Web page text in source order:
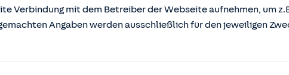
Verbindung mit dem Betreiber der Webseite aufnehmen, um
Angaben werden ausschließlich für den jeweiligen